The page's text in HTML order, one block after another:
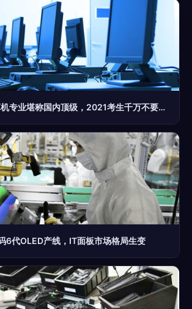
这11所大学计算机专业堪称国内顶级，2021考生千万不要错过
6代OLED产线，IT面板市场格局生变